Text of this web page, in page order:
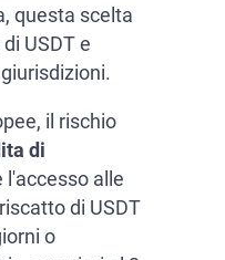
questa scelta
USDT e
il rischio
di
l'accesso alle
di USDT
o